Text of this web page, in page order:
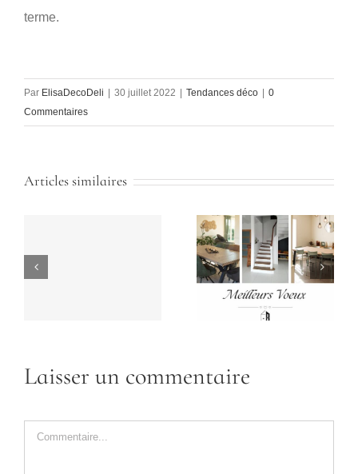
terme.
Par ElisaDecoDeli 30 juillet 2022 Tendances déco
0
Commentaires
Articles similaires
Laisser un commentaire
Commentaire